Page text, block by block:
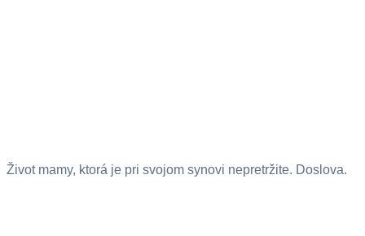
Život mamy, ktorá je pri svojom synovi nepretržite. Doslova.